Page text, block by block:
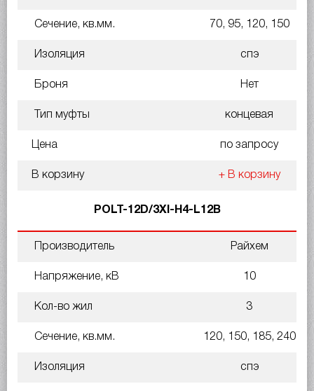
Сечение, кв.мм. 70, 95, 120, 150
Изоляция спэ
Броня Нет
Тип муфты концевая
Цена по запросу
В корзину + В корзину
POLT-12D/3XI-H4-L12B
Производитель Райхем
Напряжение, кВ 10
Кол-во жил 3
Сечение, кв.мм. 120, 150, 185, 240
Изоляция спэ